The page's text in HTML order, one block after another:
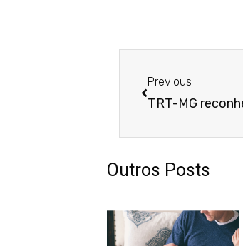
Previous
Outros Posts